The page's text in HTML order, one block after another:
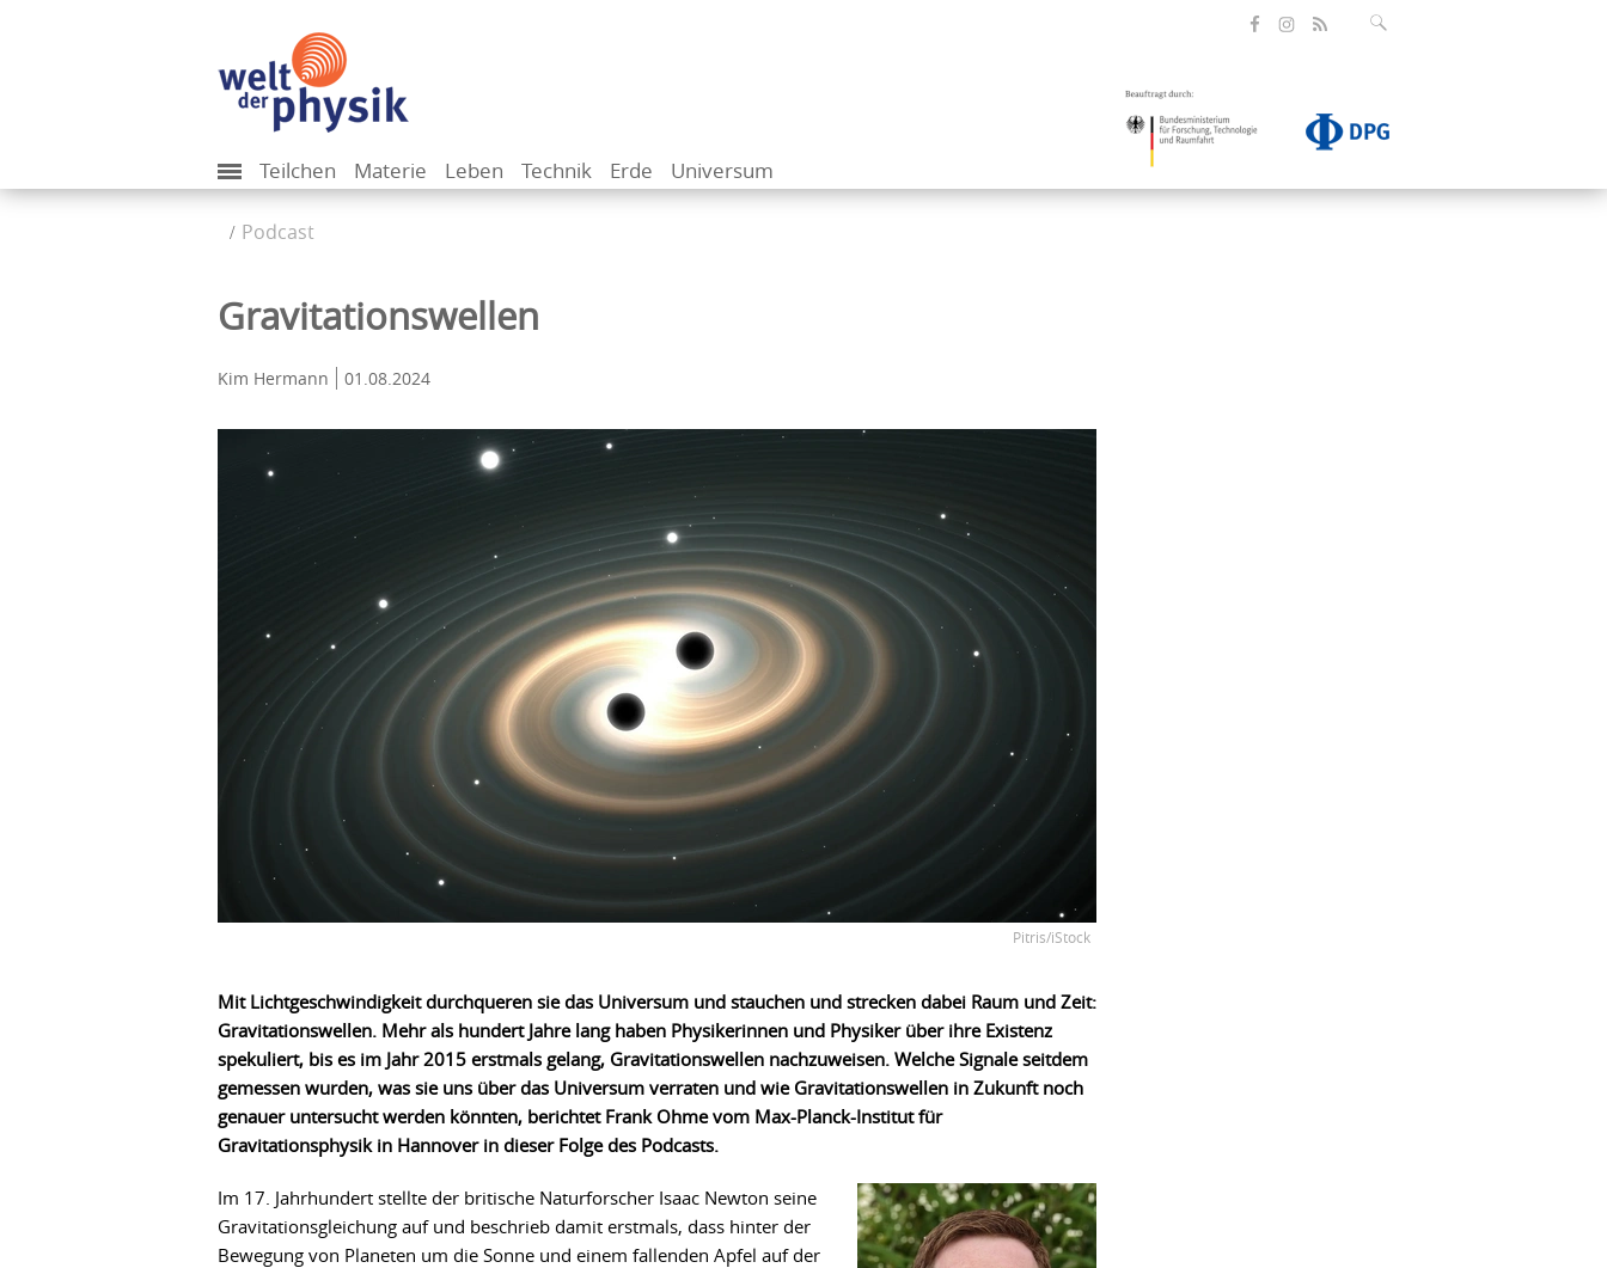
Teilchen Materie Leben Technik Erde Universum
Podcast
Gravitationswellen
Kim Hermann 01.08.2024
Pitris/iStock
Mit Lichtgeschwindigkeit durchqueren sie das Universum und stauchen und strecken dabei Raum und Zeit:
Gravitationswellen. Mehr als hundert Jahre lang haben Physikerinnen und Physiker über ihre Existenz
spekuliert, bis es im Jahr 2015 erstmals gelang, Gravitationswellen nachzuweisen. Welche Signale seitdem
gemessen wurden, was sie uns über das Universum verraten und wie Gravitationswellen in Zukunft noch
genauer untersucht werden könnten, berichtet Frank Ohme vom Max-Planck-Institut für
Gravitationsphysik in Hannover in dieser Folge des Podcasts.
Im 17. Jahrhundert stellte der britische Naturforscher Isaac Newton seine
Gravitationsgleichung auf und beschrieb damit erstmals, dass hinter der
Bewegung von Planeten um die Sonne und einem fallenden Apfel auf der